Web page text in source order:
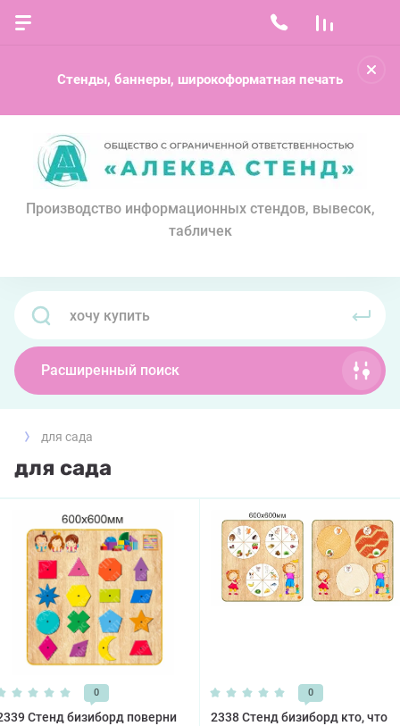
Стенды, баннеры, широкоформатная печать
Производство информационных стендов, вывесок,
табличек
Расширенный поиск
для сада
для сада
0
Стенд бизиборд поверни
0
2338 Стенд бизиборд кто, что